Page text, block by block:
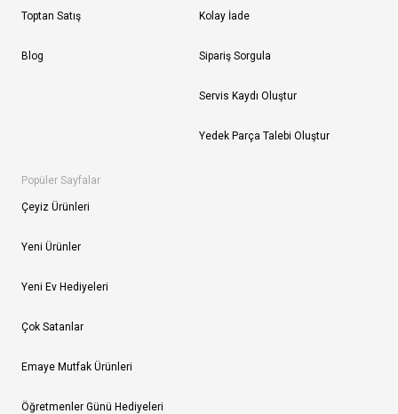
Toptan Satış
Blog
Kolay İade
Sipariş Sorgula
Servis Kaydı Oluştur
Yedek Parça Talebi Oluştur
Popüler Sayfalar
Çeyiz Ürünleri
Yeni Ürünler
Yeni Ev Hediyeleri
Çok Satanlar
Emaye Mutfak Ürünleri
Öğretmenler Günü Hediyeleri